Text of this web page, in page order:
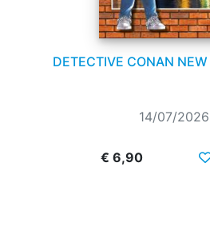
DETECTIVE CONAN
14/07/2026
€ 6,90